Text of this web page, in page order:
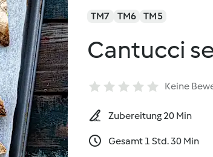
TM7 TM6 TM5
Cantucci
Keine
Zubereitung 20 Min
Gesamt 1 Std. 30 Min